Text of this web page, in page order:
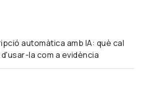
automàtica amb IA: què cal
la com a evidència